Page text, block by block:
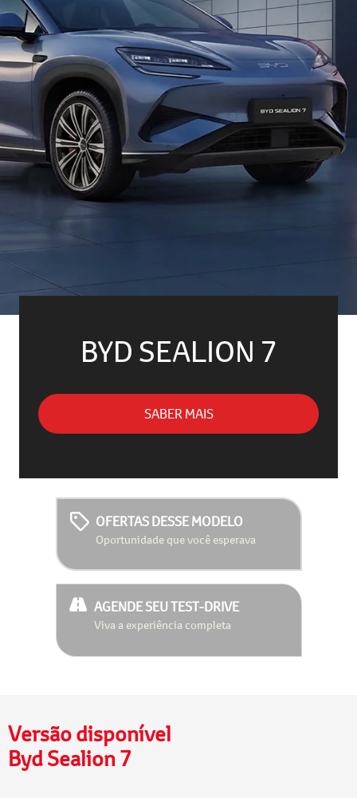
BYD SEALION 7
SABER MAIS
OFERTAS DESSE MODELO
Oportunidade que você esperava
AGENDE SEU TEST-DRIVE
Viva a experiência completa
Versão disponível
Byd Sealion 7